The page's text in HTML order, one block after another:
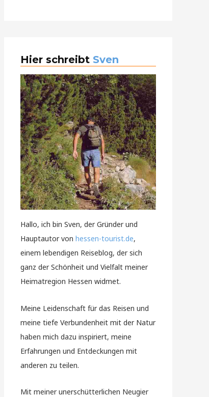
Hier schreibt Sven
Hallo, ich bin Sven, der Gründer und
Hauptautor von hessen-tourist.de,
einem lebendigen Reiseblog, der sich
ganz der Schönheit und Vielfalt meiner
Heimatregion Hessen widmet.
Meine Leidenschaft für das Reisen und
meine tiefe Verbundenheit mit der Natur
haben mich dazu inspiriert, meine
Erfahrungen und Entdeckungen mit
anderen zu teilen.
Mit meiner unerschütterlichen Neugier